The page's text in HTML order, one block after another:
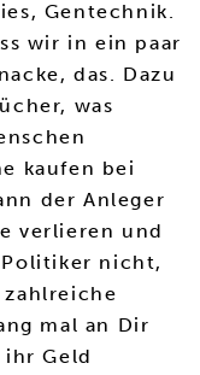
Gentechnik.
wir in ein paar
das. Dazu
was
kaufen bei
der Anleger
verlieren und
nicht,
mal an Dir
Geld